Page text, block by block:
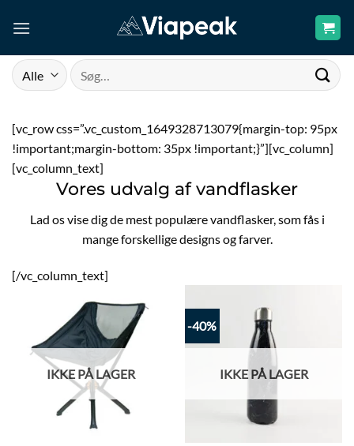
Søg
efter:
[vc_row css=”.vc_custom_1649328713079{margin-top: 95px
!important;margin-bottom: 35px !important;}”][vc_column]
[vc_column_text]
Vores udvalg af vandflasker
Lad os vise dig de mest populære vandflasker, som fås i
mange forskellige designs og farver.
[/vc_column_text]
IKKE PÅ LAGER
-40%
IKKE PÅ LAGER